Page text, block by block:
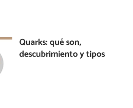
Quarks: qué son,
descubrimiento y tipos